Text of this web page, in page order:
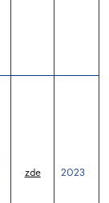
zde 2023